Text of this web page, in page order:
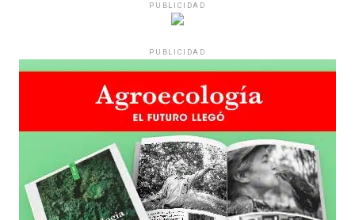
PUBLICIDAD
PUBLICIDAD